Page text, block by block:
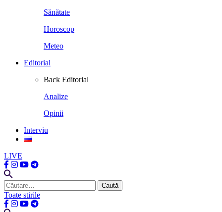
Sănătate
Horoscop
Meteo
Editorial
Back Editorial
Analize
Opinii
Interviu
LIVE
Caută
după:
Toate stirile